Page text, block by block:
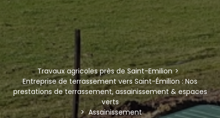
Travaux agricoles près de Saint-Emilion
Entreprise de terrassement vers Saint-Émilion : Nos
prestations de terrassement, assainissement & espaces
verts
Assainissement